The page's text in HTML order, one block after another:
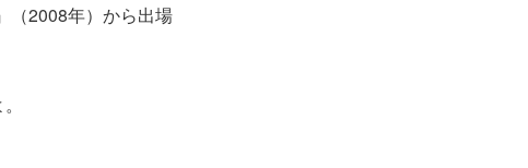
（2008年）から出場